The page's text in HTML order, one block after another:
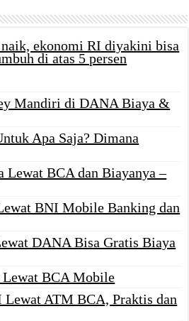
ekonomi RI diyakini bisa
di atas 5 persen
Mandiri di DANA Biaya &
Apa Saja? Dimana
Lewat BCA dan Biayanya –
BNI Mobile Banking dan
DANA Bisa Gratis Biaya
Lewat BCA Mobile
ATM BCA, Praktis dan